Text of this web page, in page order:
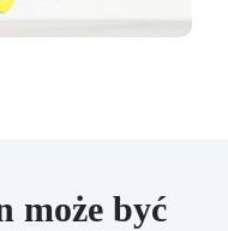
może być